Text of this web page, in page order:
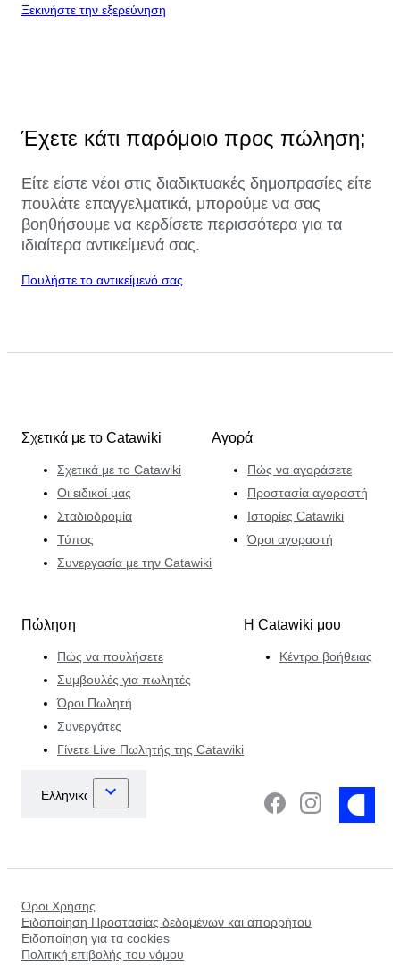
Ξεκινήστε την εξερεύνηση
Έχετε κάτι παρόμοιο προς πώληση;
Είτε είστε νέοι στις διαδικτυακές δημοπρασίες είτε
πουλάτε επαγγελματικά, μπορούμε να σας
βοηθήσουμε να κερδίσετε περισσότερα για τα
ιδιαίτερα αντικείμενά σας.
Πουλήστε το αντικείμενό σας
Σχετικά με το Catawiki
Σχετικά με το Catawiki
Οι ειδικοί μας
Σταδιοδρομία
Τύπος
Συνεργασία με την Catawiki
Αγορά
Πώς να αγοράσετε
Προστασία αγοραστή
Ιστορίες Catawiki
Όροι αγοραστή
Πώληση
Πώς να πουλήσετε
Συμβουλές για πωλητές
Όροι Πωλητή
Συνεργάτες
Γίνετε Live Πωλητής της Catawiki
Η Catawiki μου
Κέντρο βοήθειας
Όροι Χρήσης
Ειδοποίηση Προστασίας δεδομένων και απορρήτου
Ειδοποίηση για τα cookies
Πολιτική επιβολής του νόμου